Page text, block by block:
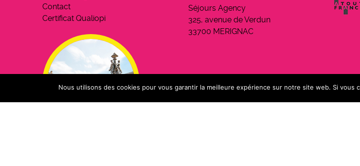
Contact
Certificat Qualiopi
Séjours Agency
325, avenue de Verdun
33700 MERIGNAC
Nous utilisons des cookies pour vous garantir la meilleure expérience sur notre site web. Si